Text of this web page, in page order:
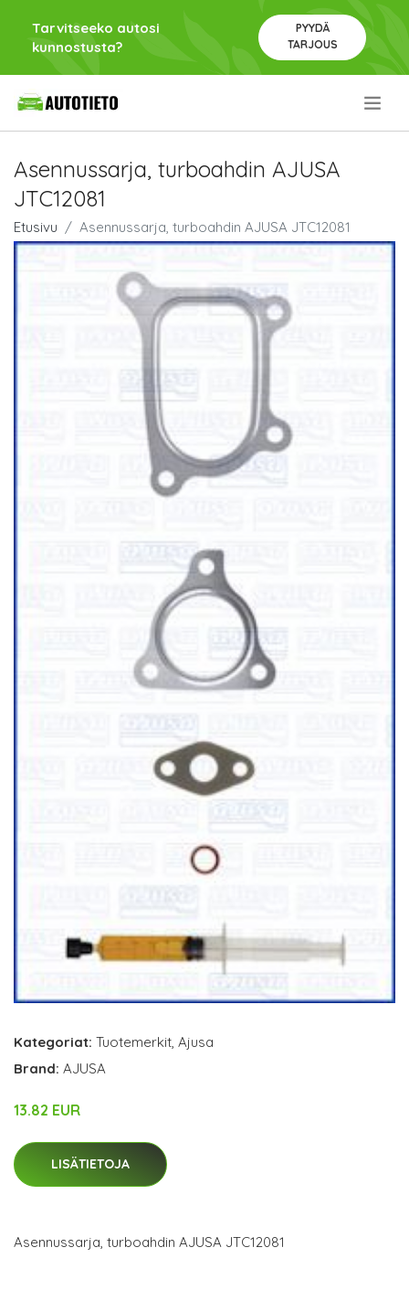
Tarvitseeko autosi
kunnostusta?
PYYDÄ
TARJOUS
Asennussarja, turboahdin AJUSA
JTC12081
Etusivu Asennussarja, turboahdin AJUSA JTC12081
Kategoriat: Tuotemerkit, Ajusa
Brand: AJUSA
13.82 EUR
LISÄTIETOJA
Asennussarja, turboahdin AJUSA JTC12081